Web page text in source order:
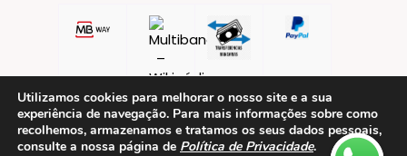
Utilizamos cookies para melhorar o nosso site e a sua
experiência de navegação. Para mais informações sobre como
recolhemos, armazenamos e tratamos os seus dados pessoais,
consulte a nossa página de Política de Privacidade.